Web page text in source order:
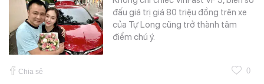
đấu giá trị giá 80 triệu đồng trên xe
của Tự Long cũng trở thành tâm
điểm chú ý.
Chia sẻ 0